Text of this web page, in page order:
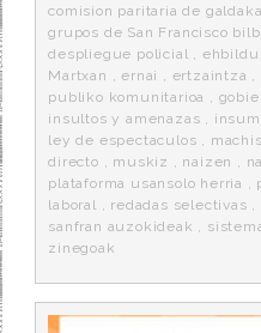
comision paritaria de
grupos de San Francisco
despliegue policial , ehbildu
Martxan ,ernai , ertzaintza ,
publiko komunitarioa ,
insultos y amenazas ,
ley de espectaculos ,
directo , muskiz , naizen ,
plataforma usansolo herria ,
laboral , redadas selectivas ,
sanfran auzokideak ,
zinegoak